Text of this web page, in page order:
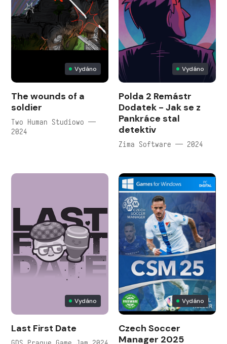
Vydáno
The wounds of a
soldier
Two Human Studiowo —
2024
Vydáno
Polda 2 Remástr
Dodatek - Jak se z
Pankráce stal
detektiv
Zima Software — 2024
Vydáno
Last First Date
Vydáno
Czech Soccer
Manager 2025